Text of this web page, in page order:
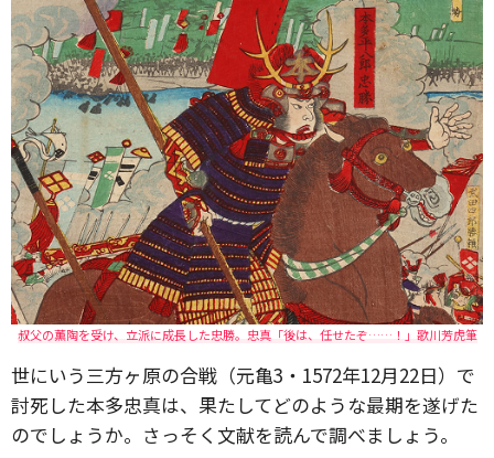
叔父の薫陶を受け、立派に成長した忠勝。忠真「後は、任せたぞ……！」歌川芳虎筆
世にいう三方ヶ原の合戦（元亀3・1572年12月22日）で
討死した本多忠真は、果たしてどのような最期を遂げた
のでしょうか。さっそく文献を読んで調べましょう。